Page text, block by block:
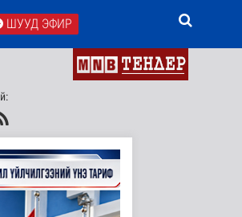
ШУУД ЭФИР